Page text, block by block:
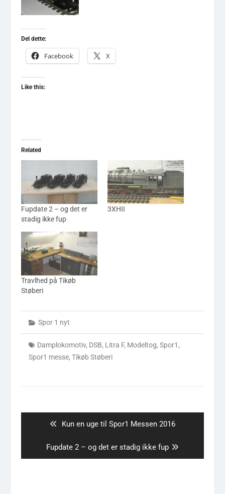
Del dette:
Facebook X
Like this:
Related
Fupdate 2 – og det er
stadig ikke fup
3XHII
Travlhed på Tikøb
Støberi
Spor 1 nyt
Damplokomotiv, DSB, Litra F, Modeltog, Spor1 ,
Spor1 messe, Tikøb Støberi
Previous
Kun en uge til Spor1 Messen 2016
Next
post:
Fupdate 2 – og det er stadig ikke fup